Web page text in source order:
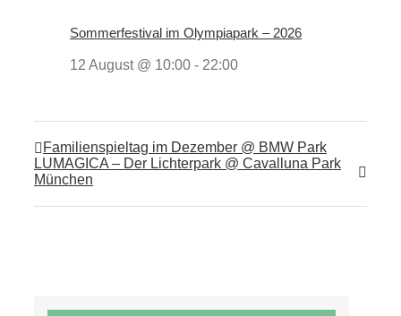
Sommerfestival im Olympiapark – 2026
12 August @ 10:00 - 22:00
Familienspieltag im Dezember @ BMW Park
LUMAGICA – Der Lichterpark @ Cavalluna Park
München